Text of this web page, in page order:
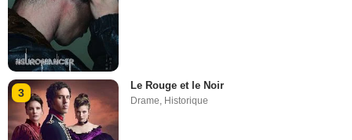
3
Le Rouge et le Noir
Drame, Historique